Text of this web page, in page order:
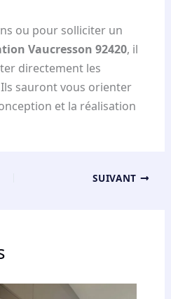
ou pour solliciter un
Vaucresson 92420, il
directement les
sauront vous orienter
et la réalisation
SUIVANT